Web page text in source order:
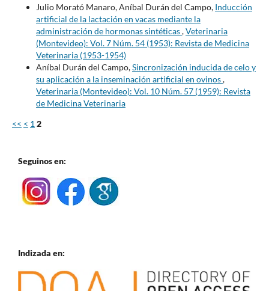
Julio Morató Manaro, Aníbal Durán del Campo, Inducción
artificial de la lactación en vacas mediante la
administración de hormonas sintéticas,Veterinaria
(Montevideo): Vol. 7 Núm. 54 (1953): Revista de Medicina
Veterinaria (1953-1954)
Aníbal Durán del Campo,Sincronización inducida de celo y
su aplicación a la inseminación artificial en ovinos,
Veterinaria (Montevideo): Vol. 10 Núm. 57 (1959): Revista
de Medicina Veterinaria
<< < 1 2
Seguinos en:
Indizada en: